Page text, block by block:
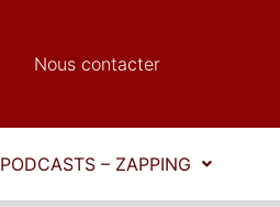
Nous contacter
PODCASTS – ZAPPING